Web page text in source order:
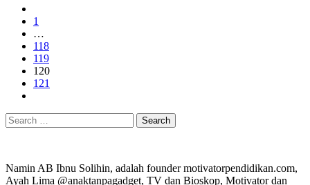
1
…
118
119
120
121
Search
for:
Namin AB Ibnu Solihin, adalah founder motivatorpendidikan.com,
Ayah Lima @anaktanpagadget, TV dan Bioskop, Motivator dan